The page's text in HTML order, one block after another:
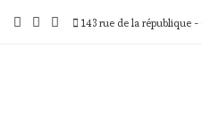
143 rue de la république